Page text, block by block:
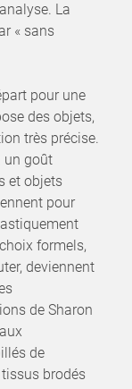
La
« sans
pour une
des objets,
très précise.
un goût
et objets
pour
formels,
deviennent
de Sharon
de
brodés